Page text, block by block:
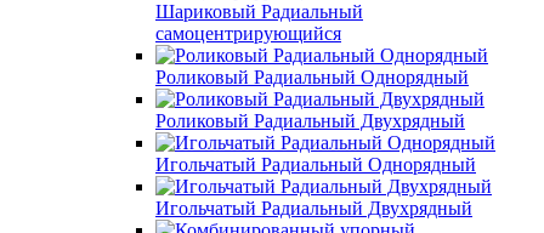
Шариковый Радиальный
самоцентрирующийся
Роликовый Радиальный Однорядный
Роликовый Радиальный Двухрядный
Игольчатый Радиальный Однорядный
Игольчатый Радиальный Двухрядный